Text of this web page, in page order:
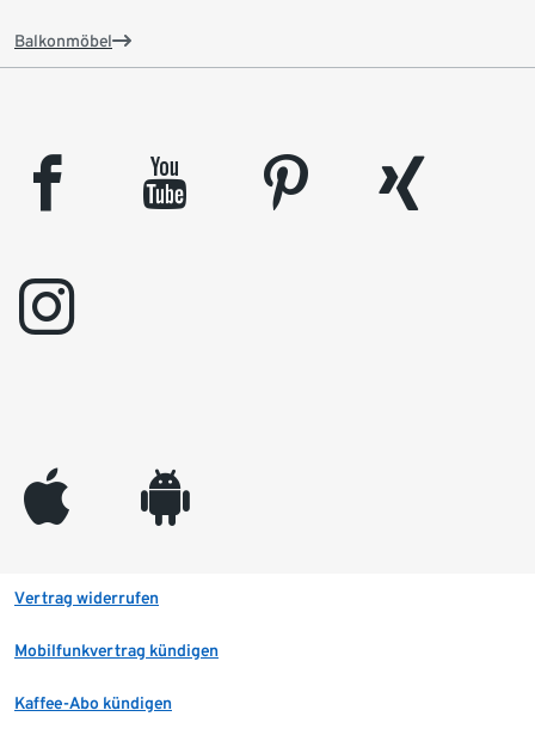
Balkonmöbel
facebook youtube pinterest
xing
instagram
appleinc android
Vertrag widerrufen
Mobilfunkvertrag kündigen
Kaffee-Abo kündigen